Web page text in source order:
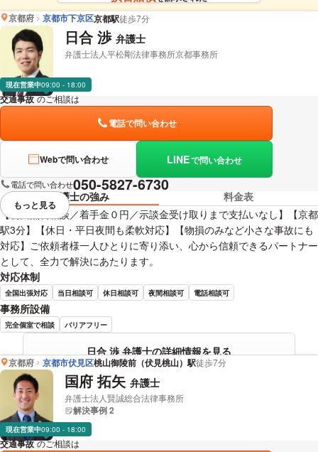
京都府
京都市下京区京都駅徒歩7分
日合 渉 弁護士
弁護士法人平松剛法律事務所京都事務所
現在営業中09:00 - 18:00
交通事故 のご相談は
電話で問い合わせ
Webで問い合わせ LINEで問い合わせ
電話で問い合わせ050-5827-6730
弁護士の強み
料金表
【初回無料相談／着手金０円／示談金受け取りまで支払いなし】【京都
駅3分】【休日・平日夜間も柔軟対応】【物損のみなど小さな事故にも
対応】ご依頼者様一人ひとりに寄り添い、心から信頼できるパートナー
として、全力で解決にあたります。
対応体制
全国出張対応 当日相談可 休日相談可 夜間相談可 電話相談可
事務所設備
完全個室で相談 バリアフリー
日合 渉 弁護士の詳細情報を見る
視覚的に省略されている要素を
もっと見る
京都府 京都市伏見区桃山御陵前（伏見桃山）駅徒歩7分
国府 拓矢 弁護士
弁護士法人賢誠総合法律事務所
解決事例 2
現在営業中09:00 - 18:00
交通事故 のご相談は